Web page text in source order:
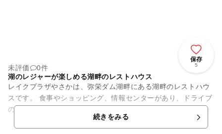
保存
5
未評価
0件
湖のレジャーが楽しめる湖畔のレストハウス
レイクプラザやさかは、弥栄ダム湖畔にある湖畔のレストハウ
スです。 食事やショッピング、情報センターがあり、ドライブ
の休憩にいかがでしょうか。パークゴルフ、キャンプ場、レン
続きをみる